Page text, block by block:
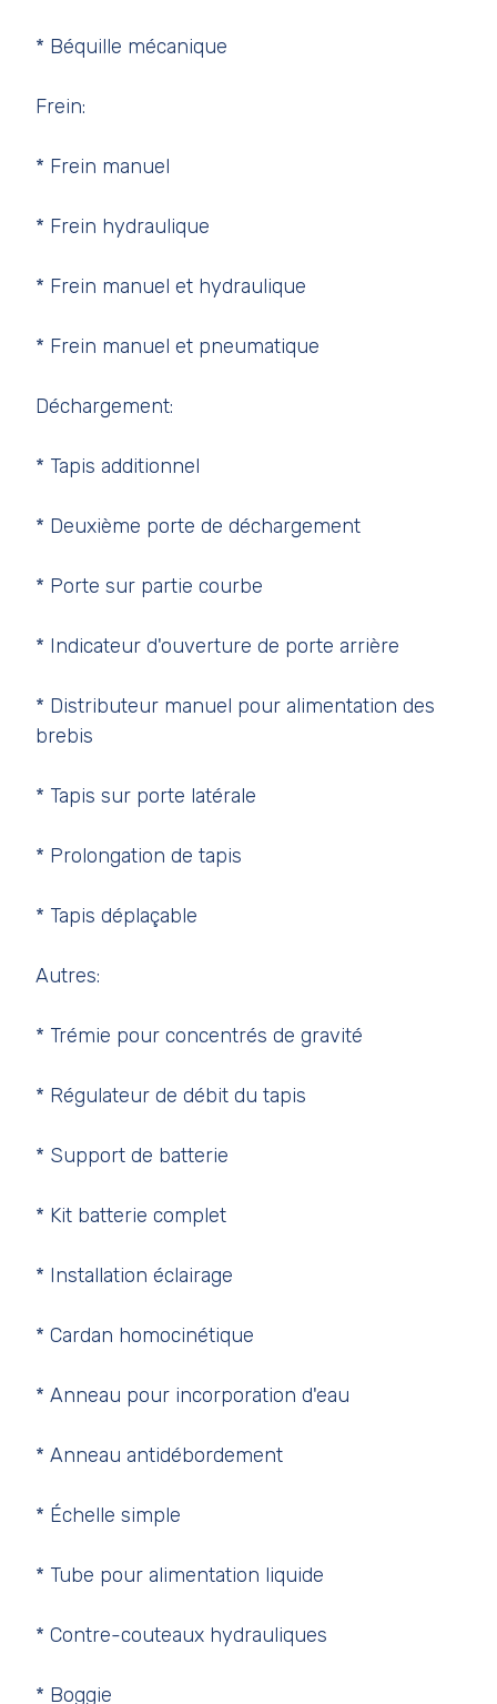
* Béquille mécanique
Frein:
* Frein manuel
* Frein hydraulique
* Frein manuel et hydraulique
* Frein manuel et pneumatique
Déchargement:
* Tapis additionnel
* Deuxième porte de déchargement
* Porte sur partie courbe
* Indicateur d'ouverture de porte arrière
* Distributeur manuel pour alimentation des
brebis
* Tapis sur porte latérale
* Prolongation de tapis
* Tapis déplaçable
Autres:
* Trémie pour concentrés de gravité
* Régulateur de débit du tapis
* Support de batterie
* Kit batterie complet
* Installation éclairage
* Cardan homocinétique
* Anneau pour incorporation d'eau
* Anneau antidébordement
* Échelle simple
* Tube pour alimentation liquide
* Contre-couteaux hydrauliques
* Boggie